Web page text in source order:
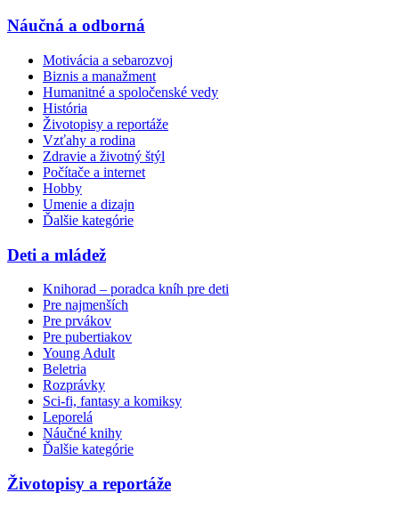
Náučná a odborná
Motivácia a sebarozvoj
Biznis a manažment
Humanitné a spoločenské vedy
História
Životopisy a reportáže
Vzťahy a rodina
Zdravie a životný štýl
Počítače a internet
Hobby
Umenie a dizajn
Ďalšie kategórie
Deti a mládež
Knihorad – poradca kníh pre deti
Pre najmenších
Pre prvákov
Pre pubertiakov
Young Adult
Beletria
Rozprávky
Sci-fi, fantasy a komiksy
Leporelá
Náučné knihy
Ďalšie kategórie
Životopisy a reportáže